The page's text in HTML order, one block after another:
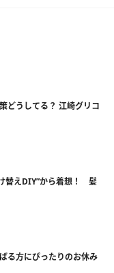
どうしてる？ 江崎グリコ
替えDIY”から着想！ 髪
る方にぴったりのお休み